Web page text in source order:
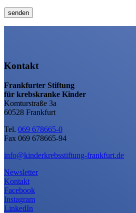
Kontakt
Frankfurter Stiftung
für krebskranke Kinder
Komturstraße 3a
60528 Frankfurt
Tel. 069 678665-0
Fax 069 678665-94
info@kinderkrebsstiftung-frankfurt.de
Newsletter
Kontakt
Facebook
Instagram
LinkedIn